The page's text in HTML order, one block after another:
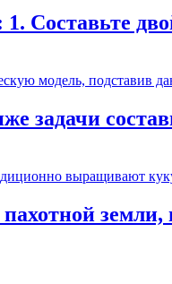
Составьте
задачи
земли,